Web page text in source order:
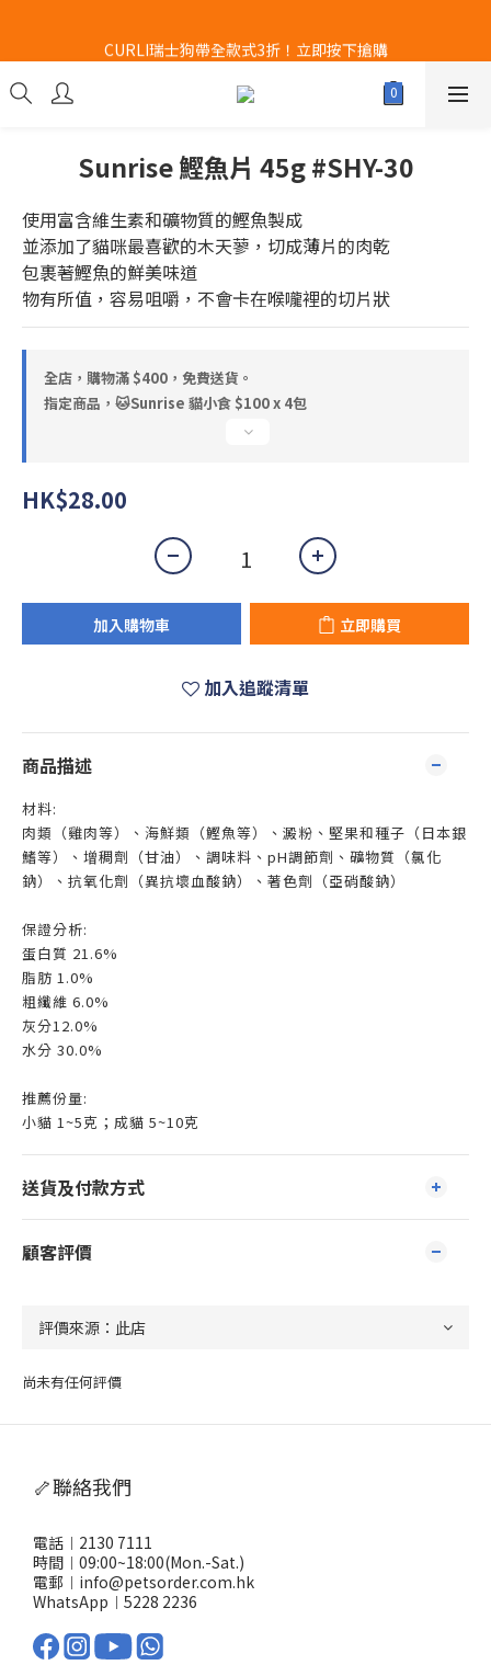
CURLI瑞士狗帶全款式3折！立即按下搶購
凡購買Hill's 任何乾糧/濕糧6罐以上👉即送Hill's 食物碗 x 1個!! 𖤐
新品登場 獅子堂貓罐頭 $180 x 24罐！立即點擊火速搶購
Sunrise 鰹魚片 45g #SHY-30
使用富含維生素和礦物質的鰹魚製成
並添加了貓咪最喜歡的木天蓼，切成薄片的肉乾
包裹著鰹魚的鮮美味道
物有所值，容易咀嚼，不會卡在喉嚨裡的切片狀
全店，購物滿 $400，免費送貨。
指定商品，🐱Sunrise 貓小食 $100 x 4包
HK$28.00
加入購物車 立即購買
加入追蹤清單
商品描述
材料:
肉類（雞肉等）、海鮮類（鰹魚等）、澱粉、堅果和種子（日本銀
鰭等）、增稠劑（甘油）、調味料、pH調節劑、礦物質（氯化
鈉）、抗氧化劑（異抗壞血酸鈉）、著色劑（亞硝酸鈉）
保證分析:
蛋白質 21.6%
脂肪 1.0%
粗纖維 6.0%
灰分12.0%
水分 30.0%
推薦份量:
小貓 1~5克；成貓 5~10克
送貨及付款方式
顧客評價
尚未有任何評價
🦴聯絡我們
電話︱2130 7111
時間︱09:00~18:00(Mon.-Sat.)
電郵︱info@petsorder.com.hk
WhatsApp︱ 5228 2236